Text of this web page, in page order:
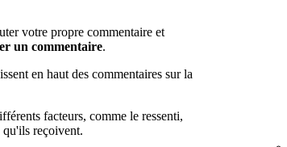
votre propre commentaire et
un commentaire.
en haut des commentaires sur la
facteurs, comme le ressenti,
qu'ils reçoivent.